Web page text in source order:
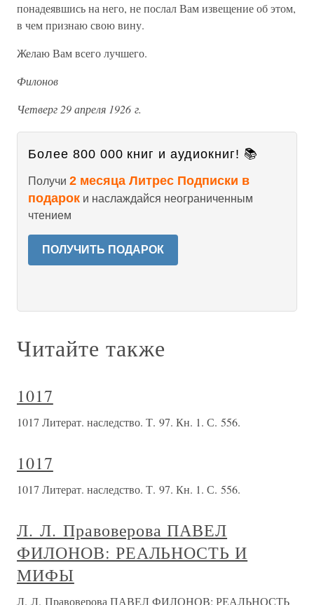
понадеявшись на него, не послал Вам извещение об этом,
в чем признаю свою вину.
Желаю Вам всего лучшего.
Филонов
Четверг 29 апреля 1926 г.
Более 800 000 книг и аудиокниг! 📚
Получи 2 месяца Литрес Подписки в
подарок и наслаждайся неограниченным
чтением
ПОЛУЧИТЬ ПОДАРОК
Читайте также
1017
1017 Литерат. наследство. Т. 97. Кн. 1. С. 556.
1017
1017 Литерат. наследство. Т. 97. Кн. 1. С. 556.
Л. Л. Правоверова ПАВЕЛ
ФИЛОНОВ: РЕАЛЬНОСТЬ И
МИФЫ
Л. Л. Правоверова ПАВЕЛ ФИЛОНОВ: РЕАЛЬНОСТЬ